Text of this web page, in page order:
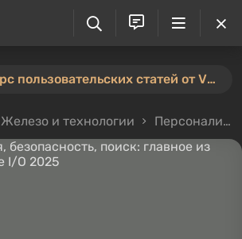
⚡️ Новый конкурс пользовательских статей от VGTimes — участвуйте тут ⚡️
Железо и технологии Персонализация, безопасность, поиск: главное из обновлений Google I/O 2025